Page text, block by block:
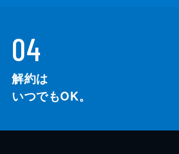
04
解約は
いつでもOK。